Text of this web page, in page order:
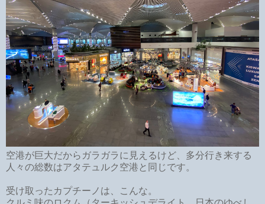
空港が巨大だからガラガラに見えるけど、多分行き来する
人々の総数はアタテュルク空港と同じです。
受け取ったカプチーノは、こんな。